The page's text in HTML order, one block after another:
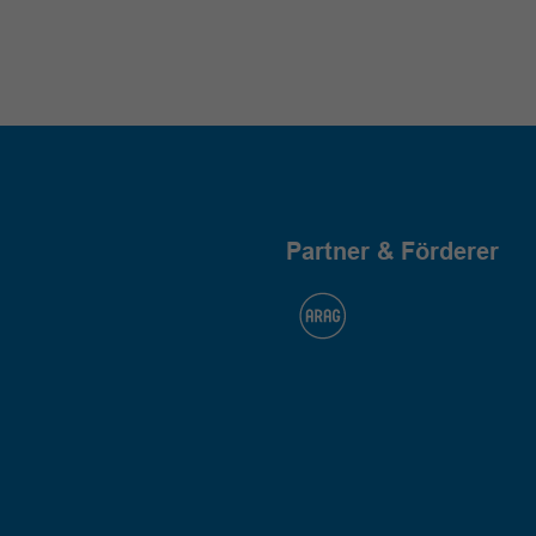
Partner & Förderer